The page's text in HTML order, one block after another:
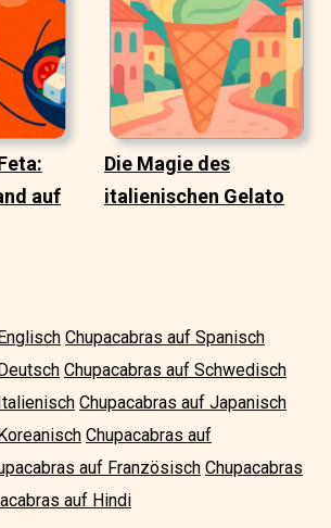
auf
Die Magie des
italienischen Gelato
Chupacabras auf Spanisch
Chupacabras auf Schwedisch
Chupacabras auf Japanisch
Chupacabras auf
auf Französisch Chupacabras
auf Hindi